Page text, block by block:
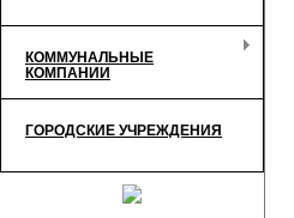
КОММУНАЛЬНЫЕ
КОМПАНИИ
ГОРОДСКИЕ УЧРЕЖДЕНИЯ